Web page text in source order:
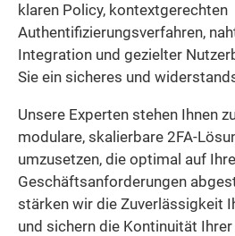
klaren Policy, kontextgerechten
Authentifizierungsverfahren,
Integration und gezielter
Sie ein sicheres und
Unsere Experten stehen Ihnen
modulare, skalierbare 2FA-
umzusetzen, die optimal auf Ihre
Geschäftsanforderungen
stärken wir die Zuverlässigkeit
und sichern die Kontinuität